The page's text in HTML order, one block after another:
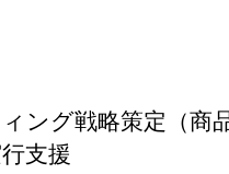
ング戦略策定（商
支援